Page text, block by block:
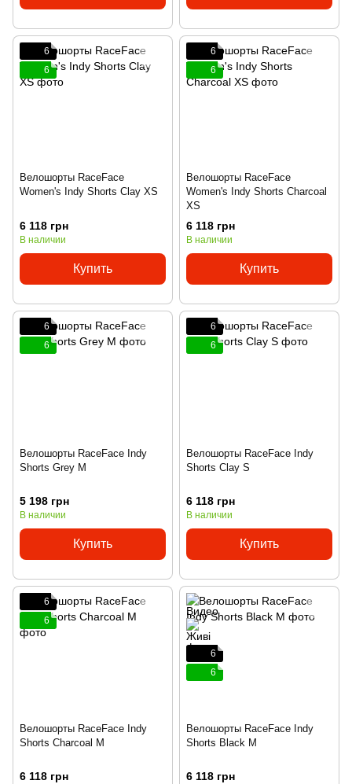
6
6
Велошорты RaceFace
Women's Indy Shorts Clay XS
6 118 грн
В наличии
Купить
6
6
Велошорты RaceFace
Women's Indy Shorts Charcoal
XS
6 118 грн
В наличии
Купить
6
6
Велошорты RaceFace Indy
Shorts Grey M
5 198 грн
В наличии
Купить
6
6
Велошорты RaceFace Indy
Shorts Clay S
6 118 грн
В наличии
Купить
6
6
Велошорты RaceFace Indy
Shorts Charcoal M
6 118 грн
6
6
Велошорты RaceFace Indy
Shorts Black M
6 118 грн